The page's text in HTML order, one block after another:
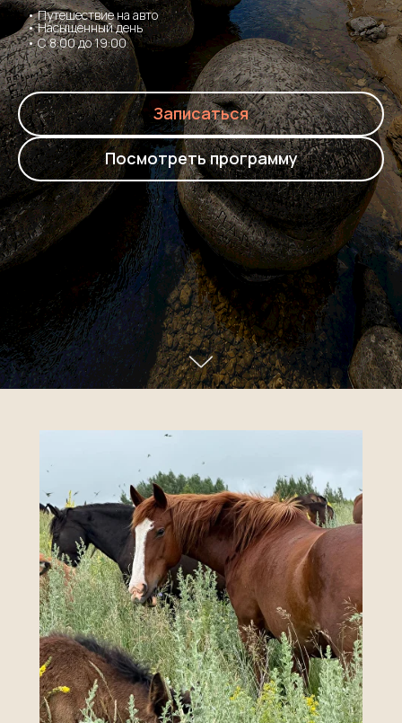
• Путешествие на авто
• Насыщенный день
•С 8:00 до 19:00
Записаться
Посмотреть программу